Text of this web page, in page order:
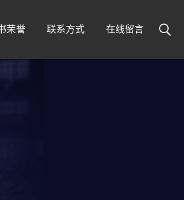
荣誉 联系方式 在线留言